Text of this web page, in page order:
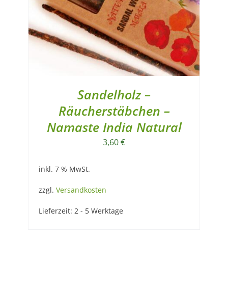
Sandelholz –
Räucherstäbchen –
Namaste India Natural
3,60€
inkl. 7 % MwSt.
zzgl. Versandkosten
Lieferzeit: 2 - 5 Werktage